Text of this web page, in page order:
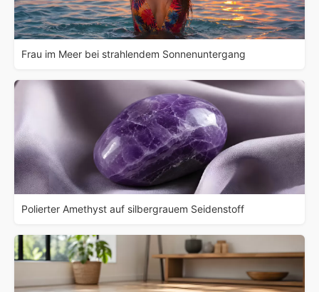
Frau im Meer bei strahlendem Sonnenuntergang
Polierter Amethyst auf silbergrauem Seidenstoff